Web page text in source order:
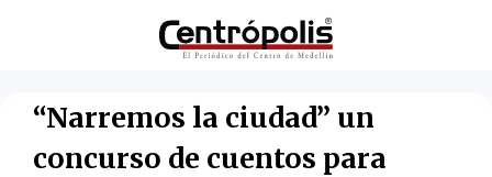
“Narremos la ciudad” un
concurso de cuentos para